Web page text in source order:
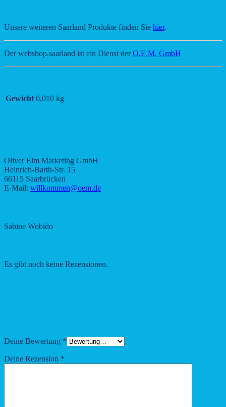
Unsere weiteren Saarland Produkte finden Sie hier.
Der webshop.saarland ist ein Dienst derO.E.M. GmbH
Gewicht 0,010 kg
Oliver Elm Marketing GmbH
Heinrich-Barth-Str. 15
66115 Saarbrücken
E-Mail: willkommen@oem.de
Sabine Wobido
Es gibt noch keine Rezensionen.
Deine Bewertung *
Deine Rezension *